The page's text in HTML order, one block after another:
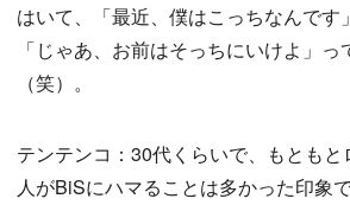
はいて、「最近、僕はこっちなんです
「じゃあ、お前はそっちにいけよ」っ
（笑）。
テンテンコ：30代くらいで、もとも
人がBiSにハマることは多かった印象